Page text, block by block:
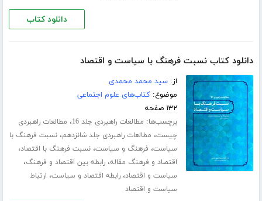
دانلود کتاب
دانلود کتاب نسبت فرهنگ با سیاست و اقتصاد
از:سید محمد محمدی
موضوع:کتاب‌های علوم اجتماعی
۱۳۲ صفحه
برچسب‌ها: مطالعات راهبردی جلد 16 ، مطالعات راهبردی
چیست، مطالعات راهبردی جلد شانزدهم،نسبت فرهنگ با
سیاست، فرهنگ و سیاست،نسبت فرهنگ با اقتصاد،
اقتصاد و فرهنگ مقاله،رابطه بین اقتصاد و فرهنگ،
سیاست و اقتصاد،رابطه اقتصاد و سیاست، ارتباط
سیاست و اقتصاد